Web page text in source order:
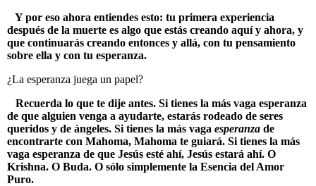
Y por eso ahora entiendes esto: tu primera experiencia
después de la muerte es algo que estás creando aquí y ahora, y
que continuarás creando entonces y allá, con tu pensamiento
sobre ella y con tu esperanza.
¿La esperanza juega un papel?
Recuerda lo que te dije antes. Si tienes la más vaga esperanza
de que alguien venga a ayudarte, estarás rodeado de seres
queridos y de ángeles. Si tienes la más vaga esperanza de
encontrarte con Mahoma, Mahoma te guiará. Si tienes la más
vaga esperanza de que Jesús esté ahí, Jesús estará ahí. O
Krishna. O Buda. O sólo simplemente la Esencia del Amor
Puro.